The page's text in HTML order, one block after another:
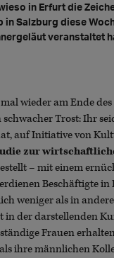
in Erfurt die
in Salzburg diese
veranstaltet
wieder am Ende
Trost: Ihr
auf Initiative von
zur
– mit einem
Beschäftigte
weniger als in
in der darstellenden
Frauen
ihre männlichen